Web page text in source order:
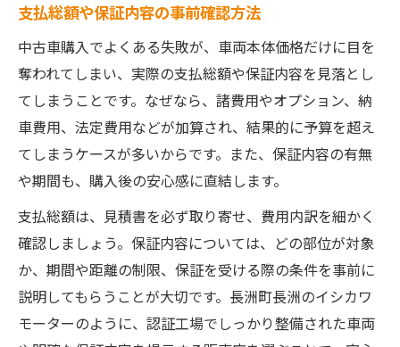
支払総額や保証内容の事前確認方法
中古車購入でよくある失敗が、車両本体価格だけに目を
奪われてしまい、実際の支払総額や保証内容を見落とし
てしまうことです。なぜなら、諸費用やオプション、納
車費用、法定費用などが加算され、結果的に予算を超え
てしまうケースが多いからです。また、保証内容の有無
や期間も、購入後の安心感に直結します。
支払総額は、見積書を必ず取り寄せ、費用内訳を細かく
確認しましょう。保証内容については、どの部位が対象
か、期間や距離の制限、保証を受ける際の条件を事前に
説明してもらうことが大切です。長洲町長洲のイシカワ
モーターのように、認証工場でしっかり整備された車両